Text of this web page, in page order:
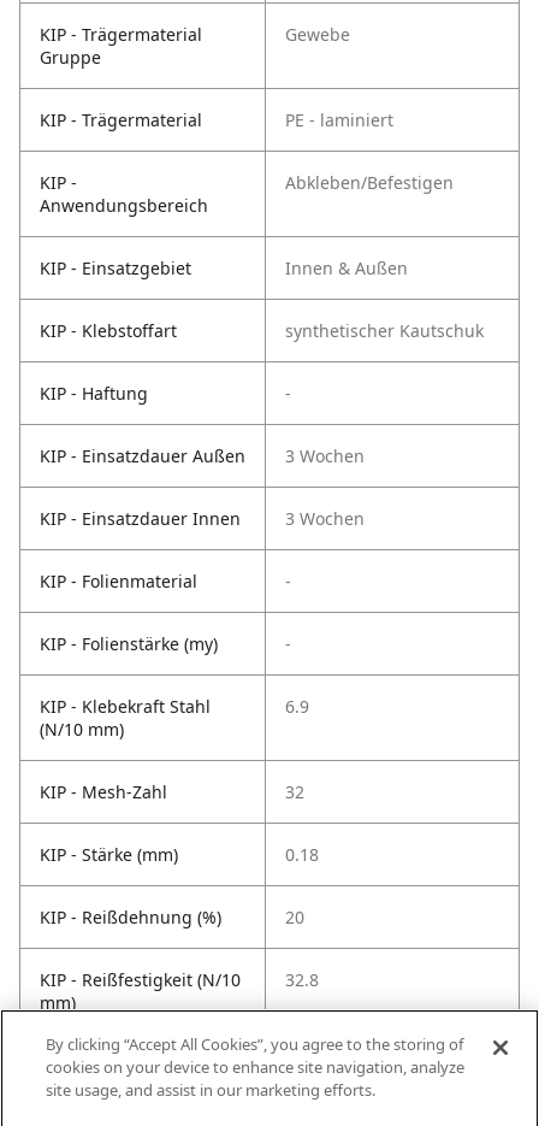
KIP - Trägermaterial
Gruppe
Gewebe
KIP - Trägermaterial PE - laminiert
KIP -
Anwendungsbereich
Abkleben/Befestigen
KIP - Einsatzgebiet Innen & Außen
KIP - Klebstoffart synthetischer Kautschuk
KIP - Haftung -
KIP - Einsatzdauer Außen 3 Wochen
KIP - Einsatzdauer Innen 3 Wochen
KIP - Folienmaterial -
KIP - Folienstärke (my) -
KIP - Klebekraft Stahl
(N/10 mm)
6.9
KIP - Mesh-Zahl 32
KIP - Stärke (mm) 0.18
KIP - Reißdehnung (%) 20
KIP - Reißfestigkeit (N/10
mm)
32.8
KIP -
Temperaturbeständigkeit
60
By clicking “Accept All Cookies”, you agree to the storing of
cookies on your device to enhance site navigation, analyze
site usage, and assist in our marketing efforts.